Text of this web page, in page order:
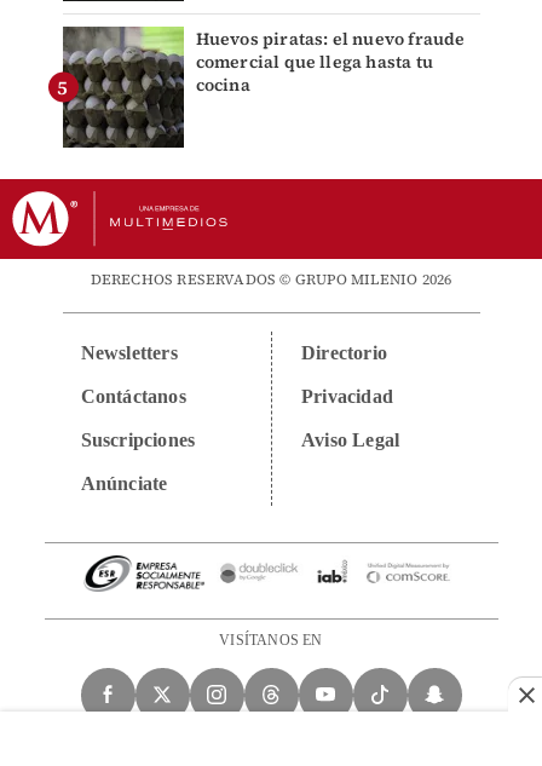
Huevos piratas: el nuevo fraude
comercial que llega hasta tu
cocina
DERECHOS RESERVADOS © GRUPO MILENIO 2026
Newsletters
Contáctanos
Suscripciones
Anúnciate
Directorio
Privacidad
Aviso Legal
VISÍTANOS EN